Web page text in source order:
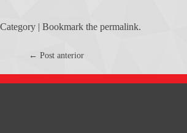
Category | Bookmark the permalink.
Post
navigation
← Post anterior